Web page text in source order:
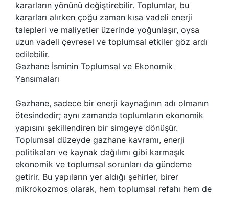
kararların yönünü değiştirebilir. Toplumlar, bu
kararları alırken çoğu zaman kısa vadeli enerji
talepleri ve maliyetler üzerinde yoğunlaşır, oysa
uzun vadeli çevresel ve toplumsal etkiler göz ardı
edilebilir.
Gazhane İsminin Toplumsal ve Ekonomik
Yansımaları
Gazhane, sadece bir enerji kaynağının adı olmanın
ötesindedir; aynı zamanda toplumların ekonomik
yapısını şekillendiren bir simgeye dönüşür.
Toplumsal düzeyde gazhane kavramı, enerji
politikaları ve kaynak dağılımı gibi karmaşık
ekonomik ve toplumsal sorunları da gündeme
getirir. Bu yapıların yer aldığı şehirler, birer
mikrokozmos olarak, hem toplumsal refahı hem de